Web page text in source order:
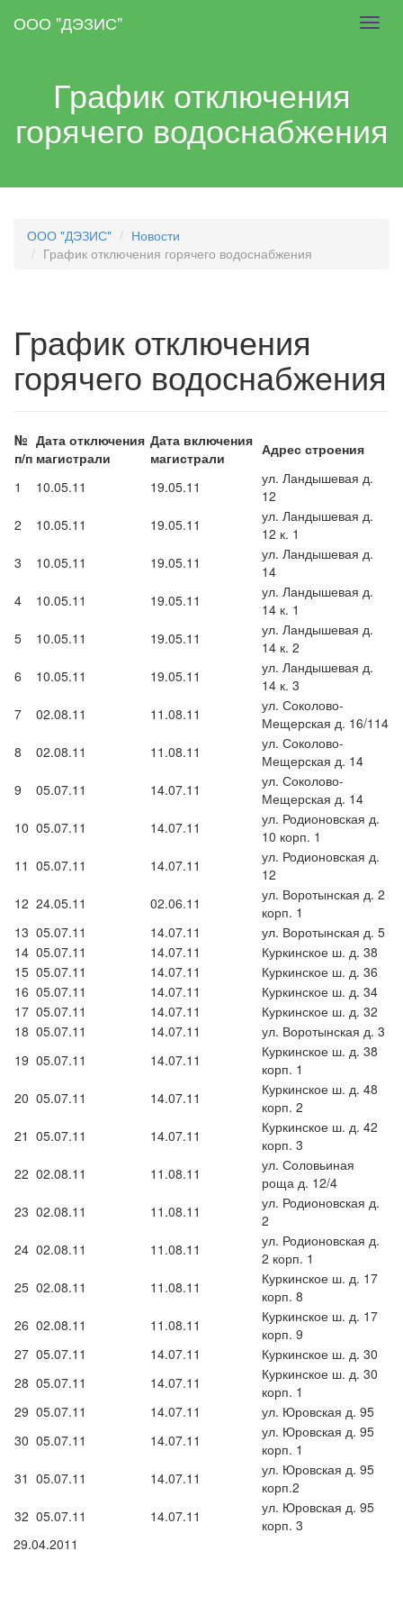
ООО "ДЭЗИС"
График отключения
горячего водоснабжения
ООО "ДЭЗИС"
Новости
График отключения горячего водоснабжения
График отключения
горячего водоснабжения
№
п/п
Дата отключения
магистрали
Дата включения
магистрали
Адрес строения
1 10.05.11 19.05.11
ул. Ландышевая д.
12
2
10.05.11 19.05.11
ул. Ландышевая д.
12 к. 1
3
10.05.11 19.05.11
ул. Ландышевая д.
14
4
10.05.11 19.05.11
ул. Ландышевая д.
14 к. 1
5
10.05.11 19.05.11
ул. Ландышевая д.
14 к. 2
6
10.05.11 19.05.11
ул. Ландышевая д.
14 к. 3
7
02.08.11 11.08.11
ул. Соколово-
Мещерская д. 16/114
8
02.08.11 11.08.11
ул. Соколово-
Мещерская д. 14
9
05.07.11 14.07.11
ул. Соколово-
Мещерская д. 14
10 05.07.11 14.07.11
ул. Родионовская д.
10 корп. 1
11 05.07.11 14.07.11
ул. Родионовская д.
12
12 24.05.11 02.06.11
ул. Воротынская д. 2
корп. 1
13 05.07.11 14.07.11
ул. Воротынская д. 5
14 05.07.11 14.07.11
Куркинское ш. д. 38
15 05.07.11 14.07.11
Куркинское ш. д. 36
16 05.07.11 14.07.11
Куркинское ш. д. 34
17 05.07.11 14.07.11
Куркинское ш. д. 32
18 05.07.11 14.07.11
ул. Воротынская д. 3
19 05.07.11 14.07.11
Куркинское ш. д. 38
корп. 1
20 05.07.11 14.07.11
Куркинское ш. д. 48
корп. 2
21 05.07.11 14.07.11
Куркинское ш. д. 42
корп. 3
22 02.08.11 11.08.11
ул. Соловьиная
роща д. 12/4
23 02.08.11 11.08.11
ул. Родионовская д.
2
24 02.08.11 11.08.11
ул. Родионовская д.
2 корп. 1
25 02.08.11 11.08.11
Куркинское ш. д. 17
корп. 8
26 02.08.11 11.08.11
Куркинское ш. д. 17
корп. 9
27 05.07.11 14.07.11
Куркинское ш. д. 30
28 05.07.11 14.07.11
Куркинское ш. д. 30
корп. 1
29 05.07.11 14.07.11
ул. Юровская д. 95
30 05.07.11 14.07.11
ул. Юровская д. 95
корп. 1
31 05.07.11 14.07.11
ул. Юровская д. 95
корп.2
32 05.07.11 14.07.11
ул. Юровская д. 95
корп. 3
29.04.2011